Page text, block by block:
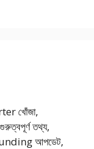
খোঁজা,
তথ্য,
আপডেট,